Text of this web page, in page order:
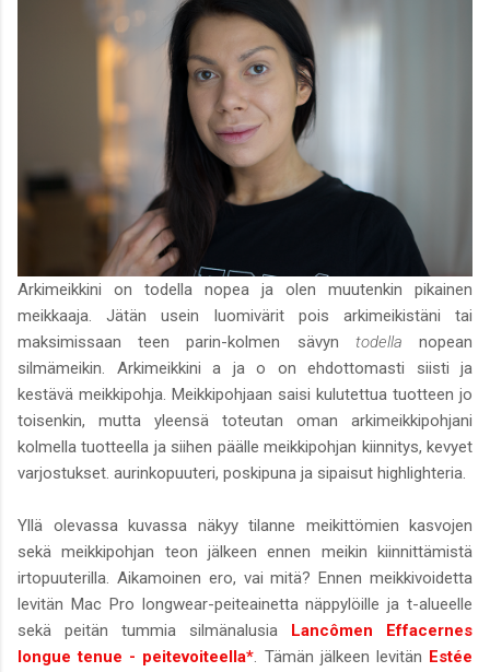
Arkimeikkini on todella nopea ja olen muutenkin pikainen
meikkaaja. Jätän usein luomivärit pois arkimeikistäni tai
maksimissaan teen parin-kolmen sävyn todellanopean
silmämeikin. Arkimeikkini a ja o on ehdottomasti siisti ja
kestävä meikkipohja. Meikkipohjaan saisi kulutettua tuotteen jo
toisenkin, mutta yleensä toteutan oman arkimeikkipohjani
kolmella tuotteella ja siihen päälle meikkipohjan kiinnitys, kevyet
varjostukset. aurinkopuuteri, poskipuna ja sipaisut highlighteria.
Yllä olevassa kuvassa näkyy tilanne meikittömien kasvojen
sekä meikkipohjan teon jälkeen ennen meikin kiinnittämistä
irtopuuterilla. Aikamoinen ero, vai mitä? Ennen meikkivoidetta
levitän Mac Pro longwear-peiteainetta näppylöille ja t-alueelle
sekä peitän tummia silmänalusia Lancômen Effacernes
longue tenue - peitevoiteella*. Tämän jälkeen levitän Estée